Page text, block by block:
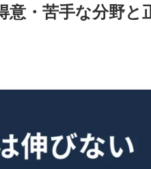
・苦手な分野と